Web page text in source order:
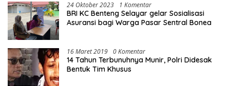
24 Oktober 2023 1 Komentar
BRI KC Benteng Selayar gelar Sosialisasi
Asuransi bagi Warga Pasar Sentral Bonea
16 Maret 2019 0 Komentar
14 Tahun Terbunuhnya Munir, Polri Didesak
Bentuk Tim Khusus